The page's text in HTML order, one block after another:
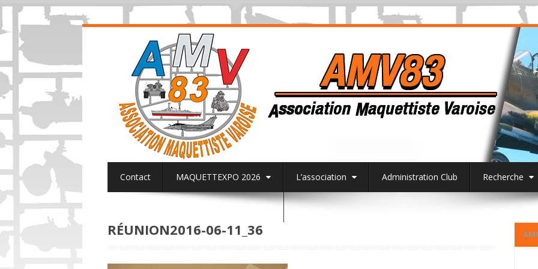
Contact MAQUETTEXPO 2026 L’association Administration Club Recherche
RÉUNION2016-06-11_36